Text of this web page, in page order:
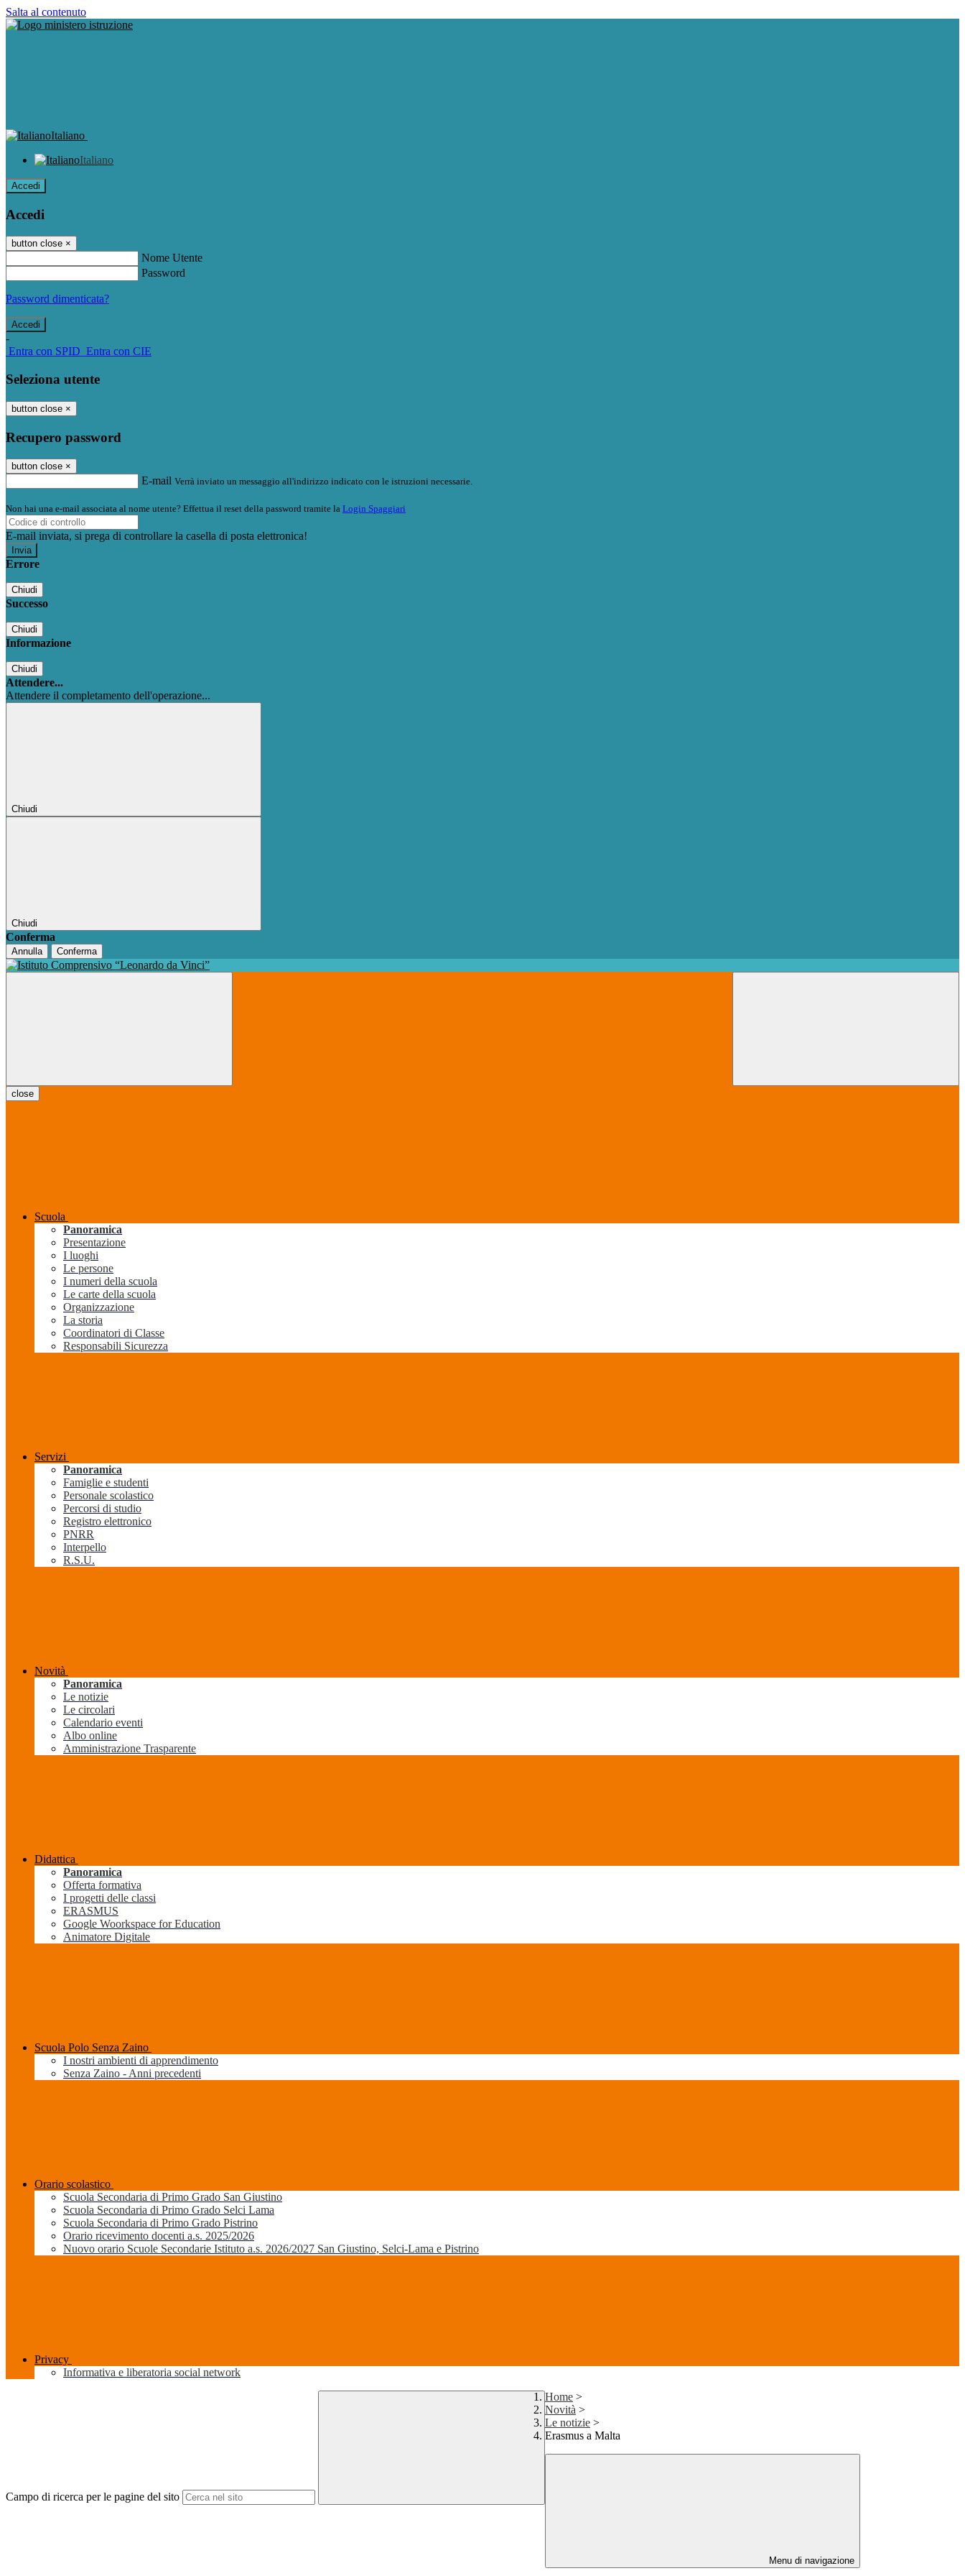
Salta al contenuto
Italiano
Italiano
Accedi
Accedi
button close ×
Nome Utente
Password
Password dimenticata?
-
Entra con SPID Entra con CIE
Seleziona utente
button close ×
Recupero password
button close ×
E-mail Verrà inviato un messaggio all'indirizzo indicato con le istruzioni necessarie.
Non hai una e-mail associata al nome utente? Effettua il reset della password tramite la Login Spaggiari
E-mail inviata, si prega di controllare la casella di posta elettronica!
Errore
Chiudi
Successo
Chiudi
Informazione
Chiudi
Attendere...
Attendere il completamento dell'operazione...
Chiudi
Chiudi
Conferma
Annulla Conferma
close
Scuola
Panoramica
Presentazione
I luoghi
Le persone
I numeri della scuola
Le carte della scuola
Organizzazione
La storia
Coordinatori di Classe
Responsabili Sicurezza
Servizi
Panoramica
Famiglie e studenti
Personale scolastico
Percorsi di studio
Registro elettronico
PNRR
Interpello
R.S.U.
Novità
Panoramica
Le notizie
Le circolari
Calendario eventi
Albo online
Amministrazione Trasparente
Didattica
Panoramica
Offerta formativa
I progetti delle classi
ERASMUS
Google Woorkspace for Education
Animatore Digitale
Scuola Polo Senza Zaino
I nostri ambienti di apprendimento
Senza Zaino - Anni precedenti
Orario scolastico
Scuola Secondaria di Primo Grado San Giustino
Scuola Secondaria di Primo Grado Selci Lama
Scuola Secondaria di Primo Grado Pistrino
Orario ricevimento docenti a.s. 2025/2026
Nuovo orario Scuole Secondarie Istituto a.s. 2026/2027 San Giustino, Selci-Lama e Pistrino
Privacy
Informativa e liberatoria social network
Campo di ricerca per le pagine del sito
Home >
Novità >
Le notizie >
Erasmus a Malta
Menu di navigazione